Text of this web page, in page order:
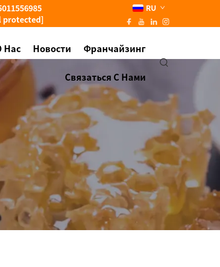
protected]
RU
Нас Новости Франчайзинг
Связаться С Нами